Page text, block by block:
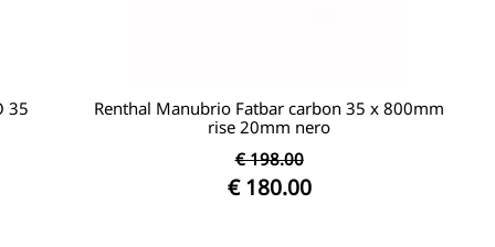
35
Renthal Manubrio Fatbar carbon 35 x 800mm
rise 20mm nero
€ 198.00
€ 180.00